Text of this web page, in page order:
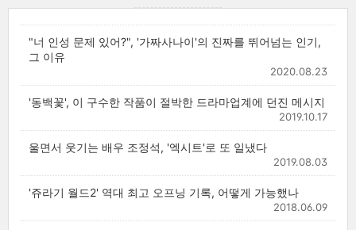
"너 인성 문제 있어?", '가짜사나이'의 진짜를 뛰어넘는 인기,
그 이유
2020.08.23
'동백꽃', 이 구수한 작품이 절박한 드라마업계에 던진 메시지
2019.10.17
울면서 웃기는 배우 조정석, '엑시트'로 또 일냈다
2019.08.03
'쥬라기 월드2' 역대 최고 오프닝 기록, 어떻게 가능했나
2018.06.09